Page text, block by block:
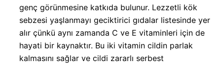
genç görünmesine katkıda bulunur. Lezzetli kök
sebzesi yaşlanmayı geciktirici gıdalar listesinde yer
alır çünkü aynı zamanda C ve E vitaminleri için de
hayati bir kaynaktır. Bu iki vitamin cildin parlak
kalmasını sağlar ve cildi zararlı serbest